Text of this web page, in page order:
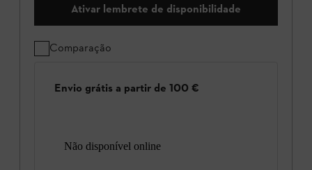
Ativar lembrete de disponibilidade
Comparação
Envio grátis a partir de 100 €
Não disponível online